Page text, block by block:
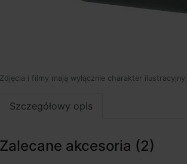
Zdjęcia i filmy mają wyłącznie charakter ilustracyjny.
Szczegółowy opis
Zalecane akcesoria (2)